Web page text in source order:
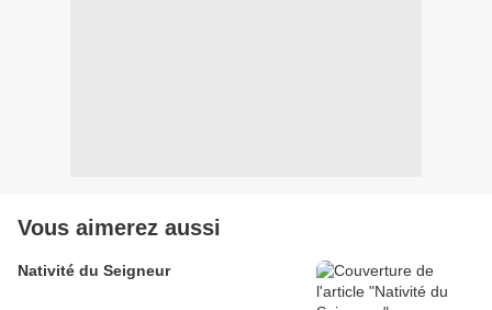
Vous aimerez aussi
Nativité du Seigneur